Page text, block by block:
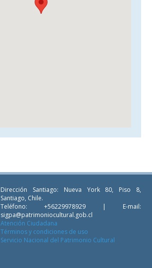
Dirección Santiago: Nueva York 80, Piso 8,
Santiago, Chile.
Teléfono: +56229978929 | E-mail:
sigpa@patrimoniocultural.gob.cl
Atención Ciudadana
Términos y condiciones de uso
Servicio Nacional del Patrimonio Cultural